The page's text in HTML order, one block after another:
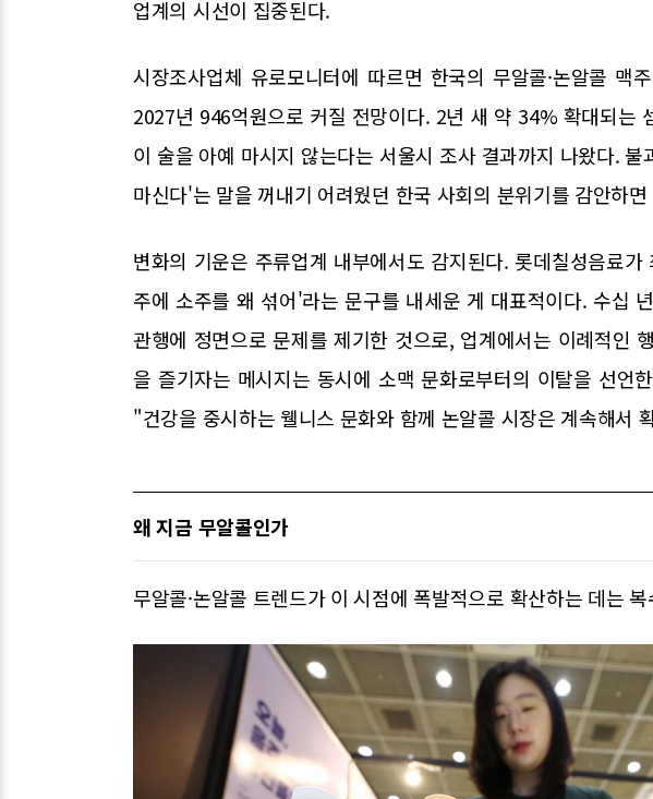
업계의 시선이 집중된다.
시장조사업체 유로모니터에 따르면 한국의 무알콜·논알콜 맥
2027년 946억원으로 커질 전망이다. 2년 새 약 34% 확대되는
이 술을 아예 마시지 않는다는 서울시 조사 결과까지 나왔다.
마신다'는 말을 꺼내기 어려웠던 한국 사회의 분위기를 감안하
변화의 기운은 주류업계 내부에서도 감지된다. 롯데칠성음료
주에 소주를 왜 섞어'라는 문구를 내세운 게 대표적이다. 수십
관행에 정면으로 문제를 제기한 것으로, 업계에서는 이례적인
을 즐기자는 메시지는 동시에 소맥 문화로부터의 이탈을 선언
"건강을 중시하는 웰니스 문화와 함께 논알콜 시장은 계속해서
왜 지금 무알콜인가
무알콜·논알콜 트렌드가 이 시점에 폭발적으로 확산하는 데는